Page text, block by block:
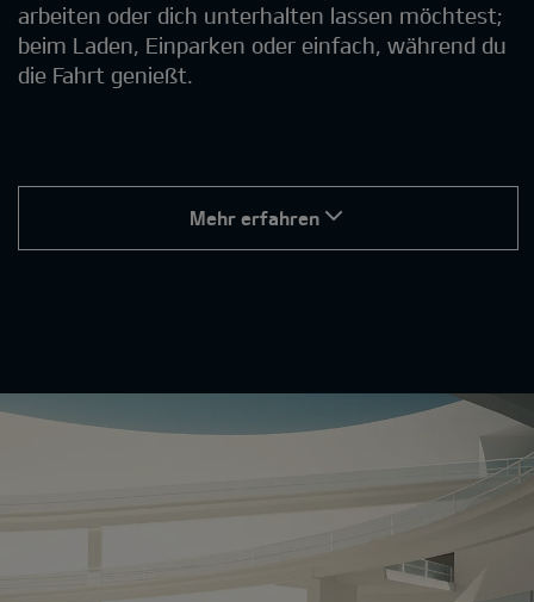
arbeiten oder dich unterhalten lassen möchtest;
beim Laden, Einparken oder einfach, während du
die Fahrt genießt.
Mehr erfahren